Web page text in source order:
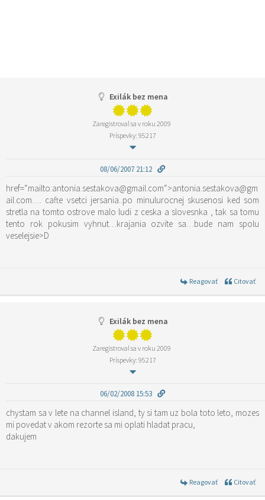
Exilák bez mena
Zaregistroval sa v roku 2009
Príspevky: 95217
08/06/2007 21:12
href=“mailto:antonia.sestakova@gmail.com“>antonia.sestakova@gm
ail.com…. cafte vsetci jersania..po minulurocnej skusenosi ked som
stretla na tomto ostrove malo ludi z ceska a slovesnka , tak sa tomu
tento rok pokusim vyhnut…krajania ozvite sa…bude nam spolu
veselejsie>D
Reagovať Citovať
Exilák bez mena
Zaregistroval sa v roku 2009
Príspevky: 95217
06/02/2008 15:53
chystam sa v lete na channel island, ty si tam uz bola toto leto, mozes
mi povedat v akom rezorte sa mi oplati hladat pracu,
dakujem
Reagovať Citovať